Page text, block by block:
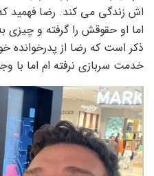
اش زندگی می کند. رضا فهمید که
اما او حقوقش را گرفته و چیزی
ذکر است که رضا از پدرخوانده
خدمت سربازی نرفته ام اما با